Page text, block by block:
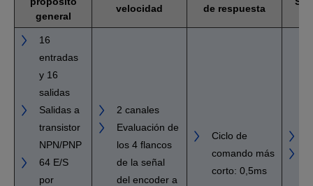
general
velocidad de respuesta
16
entradas
y 16
salidas
Salidas a
transistor
NPN/PNP
64 E/S
por
2 canales
Evaluación de
los 4 flancos
de la señal
del encoder a
Ciclo de
comando más
corto: 0,5ms